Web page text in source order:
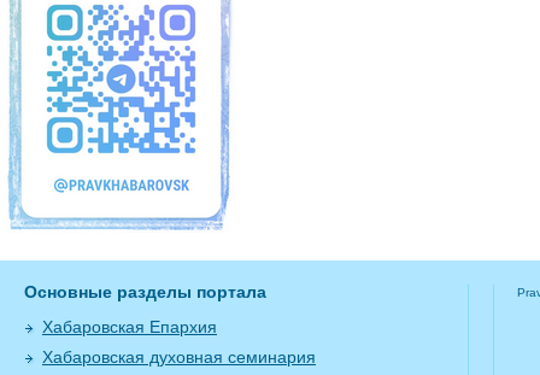
Основные разделы портала
Хабаровская Епархия
Хабаровская духовная семинария